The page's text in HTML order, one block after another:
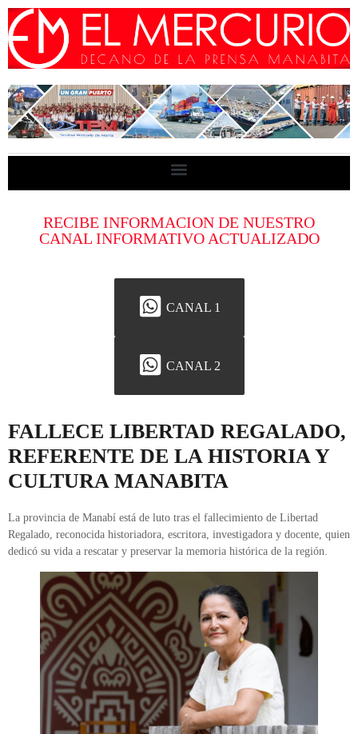
RECIBE INFORMACION DE NUESTRO
CANAL INFORMATIVO ACTUALIZADO
CANAL 1
CANAL 2
FALLECE LIBERTAD REGALADO,
REFERENTE DE LA HISTORIA Y
CULTURA MANABITA
La provincia de Manabí está de luto tras el fallecimiento de Libertad
Regalado, reconocida historiadora, escritora, investigadora y docente, quien
dedicó su vida a rescatar y preservar la memoria histórica de la región.